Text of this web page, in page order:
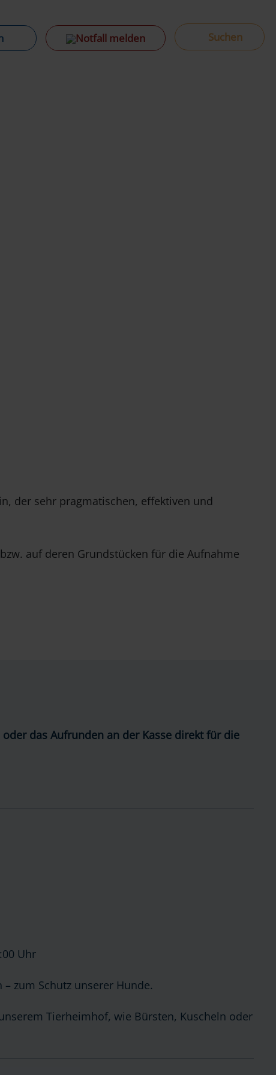
Notfall melden
der sehr pragmatischen, effektiven und
auf deren Grundstücken für die Aufnahme
das Aufrunden an der Kasse direkt für die
Uhr
zum Schutz unserer Hunde.
Tierheimhof, wie Bürsten, Kuscheln oder